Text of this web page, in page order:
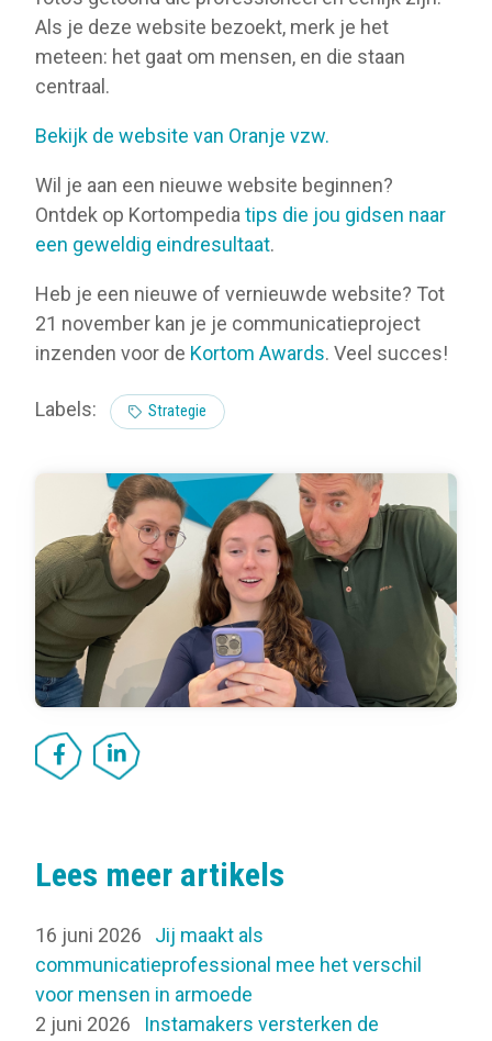
Als je deze website bezoekt, merk je het
meteen: het gaat om mensen, en die staan
centraal.
Bekijk de website van Oranje vzw.
Wil je aan een nieuwe website beginnen?
Ontdek op Kortompedia tips die jou gidsen naar
een geweldig eindresultaat.
Heb je een nieuwe of vernieuwde website? Tot
21 november kan je je communicatieproject
inzenden voor de Kortom Awards. Veel succes!
Labels: Strategie
Lees meer artikels
16 juni 2026
Jij maakt als
communicatieprofessional mee het verschil
voor mensen in armoede
2 juni 2026
Instamakers versterken de